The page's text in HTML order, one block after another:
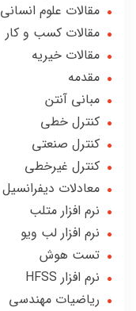
مقالات علوم انسانی
مقالات کسب و کار
مقالات خیریه
مقدمه
مبانی آنتن
کنترل خطی
کنترل صنعتی
کنترل غیرخطی
معادلات دیفرانسیل
نرم افزار متلب
نرم افزار لب ویو
تست هوش
نرم افزار HFSS
ریاضیات مهندسی